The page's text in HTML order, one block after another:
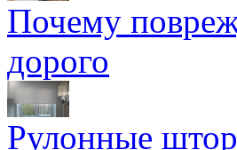
Почему
дорого
Рулонные